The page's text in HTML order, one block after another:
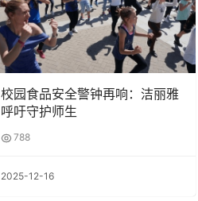
校园食品安全警钟再响：洁丽雅
呼吁守护师生
788
2025-12-16